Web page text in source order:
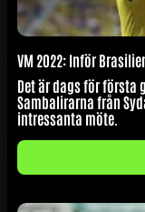
VM 2022: Inför
Det är dags för första
Sambalirarna från
intressanta möte.